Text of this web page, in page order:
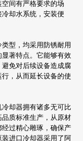
间有严格要求的场
却水系统，安装便
型，均采用防锈耐用
著特点。它能够有效
免对后续设备造成腐
，从而延长设备的使
却器拥有诸多无可比
质标准生产，从原材
过精心雕琢，确保产
进口冷却器采用了阿